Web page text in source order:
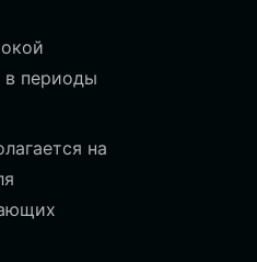
в периоды
на